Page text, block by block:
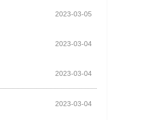
2023-03-05
2023-03-04
2023-03-04
2023-03-04